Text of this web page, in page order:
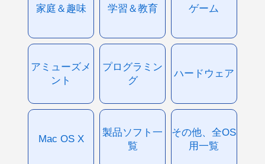
家庭＆趣味 学習＆教育 ゲーム
アミューズメ
ント
プログラミン
グ
ハードウェア
Mac OS X
製品ソフト一
覧
その他、全OS
用一覧